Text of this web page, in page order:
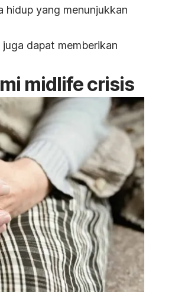
hidup yang menunjukkan
dapat memberikan
midlife crisis